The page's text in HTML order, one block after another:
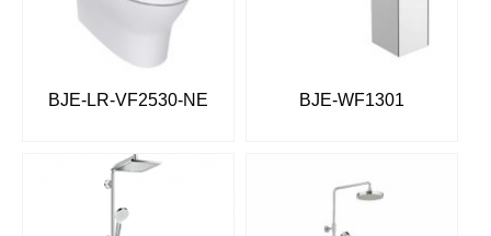
BJE-LR-VF2530-NE BJE-WF1301